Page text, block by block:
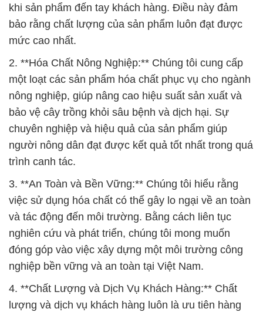
khi sản phẩm đến tay khách hàng. Điều này đảm
bảo rằng chất lượng của sản phẩm luôn đạt được
mức cao nhất.
2. **Hóa Chất Nông Nghiệp:** Chúng tôi cung cấp
một loạt các sản phẩm hóa chất phục vụ cho ngành
nông nghiệp, giúp nâng cao hiệu suất sản xuất và
bảo vệ cây trồng khỏi sâu bệnh và dịch hại. Sự
chuyên nghiệp và hiệu quả của sản phẩm giúp
người nông dân đạt được kết quả tốt nhất trong quá
trình canh tác.
3. **An Toàn và Bền Vững:** Chúng tôi hiểu rằng
việc sử dụng hóa chất có thể gây lo ngại về an toàn
và tác động đến môi trường. Bằng cách liên tục
nghiên cứu và phát triển, chúng tôi mong muốn
đóng góp vào việc xây dựng một môi trường công
nghiệp bền vững và an toàn tại Việt Nam.
4. **Chất Lượng và Dịch Vụ Khách Hàng:** Chất
lượng và dịch vụ khách hàng luôn là ưu tiên hàng